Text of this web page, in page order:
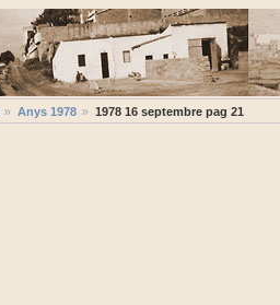
Anys 1978 1978 16 septembre pag 21